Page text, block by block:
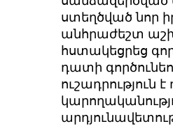
ստեղծված նոր
անհրաժեշտ
հստակեցրեց
դատի
ուշադրություն